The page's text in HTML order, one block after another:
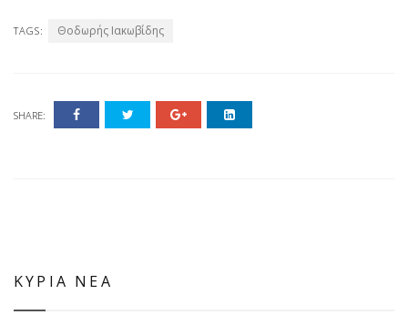
TAGS: Θοδωρής Ιακωβίδης
SHARE:
ΚΥΡΙΑ ΝΕΑ